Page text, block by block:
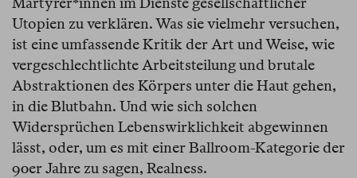
Utopien zu verklären. Was sie vielmehr versuchen,
ist eine umfassende Kritik der Art und Weise, wie
vergeschlechtlichte Arbeitsteilung und brutale
Abstraktionen des Körpers unter die Haut gehen,
in die Blutbahn. Und wie sich solchen
Widersprüchen Lebenswirklichkeit abgewinnen
lässt, oder, um es mit einer Ballroom-Kategorie der
90er Jahre zu sagen, Realness.